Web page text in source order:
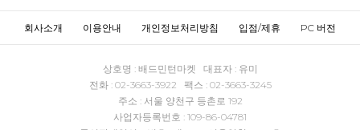
회사소개 이용안내 개인정보처리방침 입점/제휴 PC 버전
상호명 : 배드민턴마켓 대표자 : 유미
전화 : 02-3663-3922 팩스 : 02-3663-3245
주소 : 서울 양천구 등촌로 192
사업자등록번호 : 109-86-04781